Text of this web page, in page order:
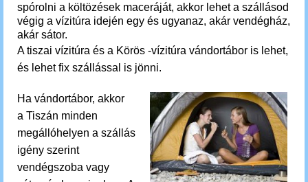
spórolni a költözések maceráját, akkor lehet a szállásod
végig a vízitúra idején egy és ugyanaz, akár vendégház,
akár sátor.
A tiszai vízitúra és a Körös -vízitúra vándortábor is lehet,
és lehet fix szállással is jönni.
Ha vándortábor, akkor
a Tiszán minden
megállóhelyen a szállás
igény szerint
vendégszoba vagy